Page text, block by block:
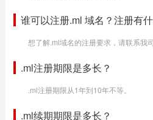
谁可以注册.ml 域名？注册有
想了解.ml域名的注册要求，请联系我
.ml注册期限是多长？
.ml注册期限从1年到10年不等。
.ml续期期限是多长？